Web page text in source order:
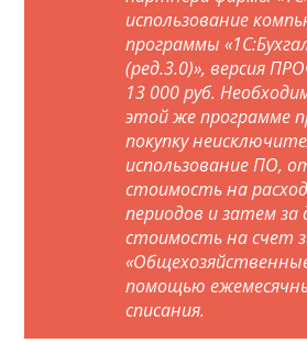
использование
программы
(ред.3.0)», версия
13 000 руб.
этой же программе
покупку
использование ПО,
стоимость на
периодов и затем за
стоимость на счет
помощью
списания.